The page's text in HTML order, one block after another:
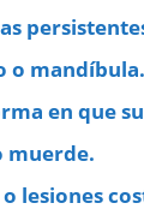
o mandíbula.
en que
muerde.
lesiones